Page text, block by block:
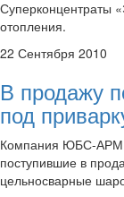
Суперконцентраты
отопления.
22 Сентября 2010
В продажу
под
Компания ЮБС-АРМ
поступившие в
цельносварные